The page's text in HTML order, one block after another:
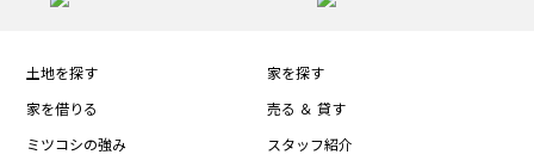
土地を探す
家を探す
家を借りる
売る ＆ 貸す
ミツコシの強み
スタッフ紹介